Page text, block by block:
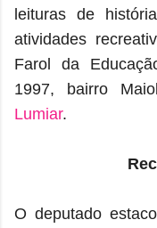
leituras de
atividades
Farol da
1997, bairro
Lumiar.
O deputado